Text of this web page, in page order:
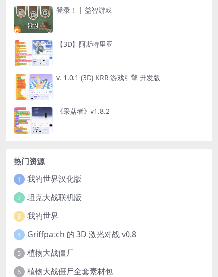
登录！ | 益智游戏
【3D】阿斯特里亚
v. 1.0.1 (3D) KRR 游戏引擎 开发版
《采菇者》v1.8.2
热门资源
1 我的世界汉化版
2 坦克大战联机版
3 我的世界
4 Griffpatch 的 3D 激光对战 v0.8
5 植物大战僵尸
6 植物大战僵尸全套素材包